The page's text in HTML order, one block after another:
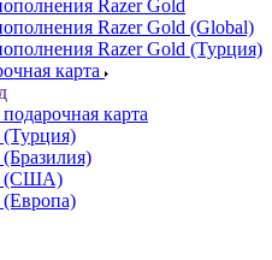
Razer Gold
Razer Gold (Global)
Razer Gold (Турция)
карта
карта
(Турция)
(США)
(Европа)